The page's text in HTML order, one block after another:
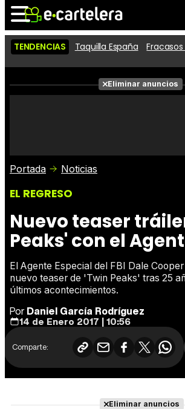
Noticias Cartelera
Críticas
TENDENCIAS Taquilla España
Eliminar anuncios
Portada Noticias
EL REGRESO
Nuevo teaser
Peaks' con el
El Agente Especial del FBI Dale
nuevo teaser de 'Twin Peaks' tras 25
últimos acontecimientos.
PorDaniel García Rodríguez
14 de Enero 2017 | 10:56
Comparte:
Eliminar anuncios